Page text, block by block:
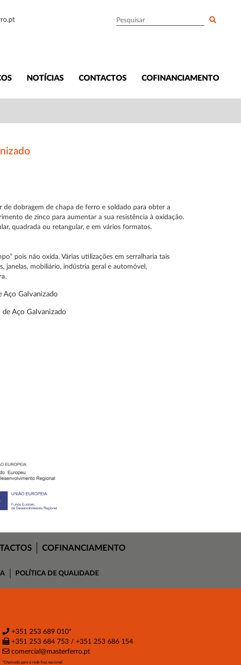
NOTÍCIAS CONTACTOS COFINANCIAMENTO
de dobragem de chapa de ferro e soldado para obter a
de zinco para aumentar a sua resistência à oxidação.
quadrada ou retangular, e em vários formatos.
pois não oxida. Várias utilizações em serralharia tais
janelas, mobiliário, indústria geral e automóvel,
Aço Galvanizado
de Aço Galvanizado
COFINANCIAMENTO
POLÍTICA DE QUALIDADE
+351 253 689 010*
+351 253 684 753 / +351 253 686 154
comercial@masterferro.pt
*Chamada para a rede fixa nacional